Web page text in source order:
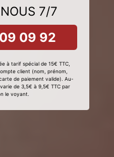
7/7
09 92
à tarif spécial de 15€ TTC,
client (nom, prénom,
de paiement valide). Au-
de 3,5€ à 9,5€ TTC par
le voyant.